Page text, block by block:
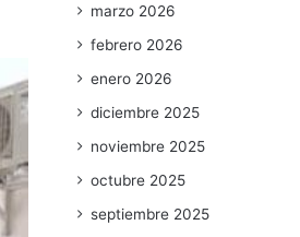
marzo 2026
febrero 2026
enero 2026
diciembre 2025
noviembre 2025
octubre 2025
septiembre 2025